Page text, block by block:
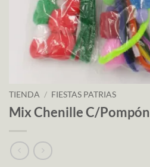
TIENDA / FIESTAS PATRIAS
Mix Chenille C/Pompón